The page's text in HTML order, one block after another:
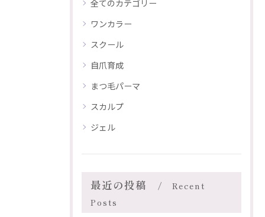
全てのカテゴリー
ワンカラー
スクール
自爪育成
まつ毛パーマ
スカルプ
ジェル
最近の投稿
Recent
Posts